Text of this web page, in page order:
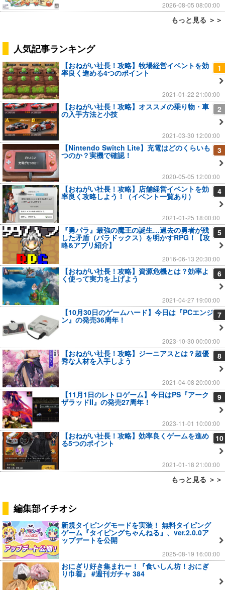
2026-08-05 08:00:00
もっと見る ＞＞
人気記事ランキング
1
【おねがい社長！攻略】牧場経営イベントを効
率良く進める4つのポイント
2021-01-22 21:00:00
2
【おねがい社長！攻略】オススメの乗り物・車
の入手方法と小技
2021-03-30 12:00:00
3
【Nintendo Switch Lite】充電はどのくらいも
つのか？実機で確認！
2020-05-05 12:00:00
4
【おねがい社長！攻略】店舗経営イベントを効
率良く攻略しよう！（イベント一覧あり）
2021-01-25 18:00:00
5
『勇パラ』最強の魔王の誕生…過去の勇者が残
した矛盾（パラドックス）を明かすRPG！【攻
略&アプリ紹介】
2016-06-13 20:30:00
6
【おねがい社長！攻略】資源危機とは？効率よ
く使って実力を上げよう
2021-04-27 19:00:00
7
【10月30日のゲームハード】今日は『PCエンジ
ン』の発売36周年！
2023-10-30 00:00:00
8
【おねがい社長！攻略】ジーニアスとは？超優
秀な人材を入手しよう
2021-04-08 20:00:00
9
【11月1日のレトロゲーム】今日はPS『アーク
ザラッドII』の発売27周年！
2023-11-01 10:00:00
10
【おねがい社長！攻略】効率良くゲームを進め
る5つのポイント
2021-01-18 21:00:00
もっと見る ＞＞
編集部イチオシ
新規タイピングモードを実装！ 無料タイピング
ゲーム『タイピングちゃんねる』、ver.2.0.0ア
ップデートを公開
2025-08-19 16:00:00
おにぎり好き集まれー！『食いしん坊！おにぎ
り巾着』 #週刊ガチャ 384